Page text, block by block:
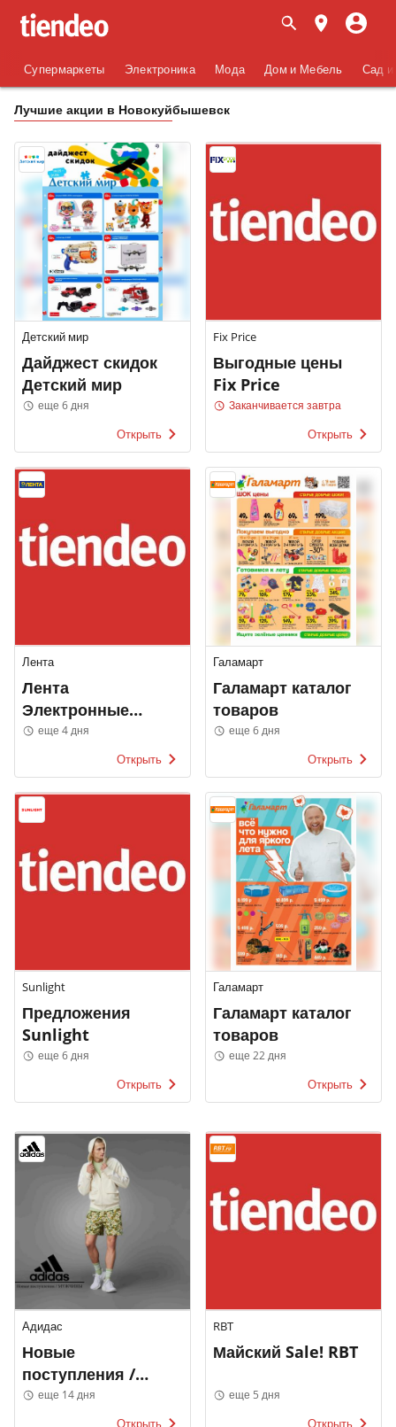
Супермаркеты Электроника Мода Дом и Мебель Сад и
Лучшие акции в Новокуйбышевск
Детский мир
Дайджест скидок
Детский мир
еще 6 дня
Открыть
Fix Price
Выгодные цены
Fix Price
Заканчивается завтра
Открыть
Лента
Лента
Электронные
каталоги
еще 4 дня
Открыть
Галамарт
Галамарт каталог
товаров
еще 6 дня
Открыть
Sunlight
Предложения
Sunlight
еще 6 дня
Открыть
Галамарт
Галамарт каталог
товаров
еще 22 дня
Открыть
Адидас
Новые
поступления /
МУЖЧИНЫ
еще 14 дня
Открыть
RBT
Майский Sale! RBT
еще 5 дня
Открыть